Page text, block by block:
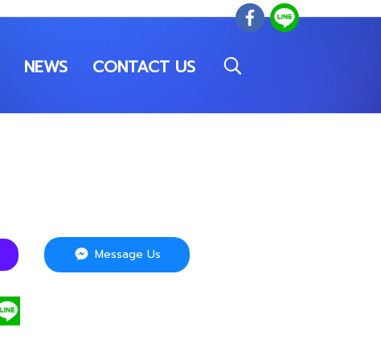
NEWS CONTACT US
Message Us